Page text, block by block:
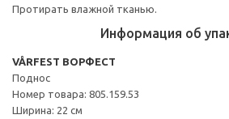
Протирать влажной тканью.
Информация об
VÅRFEST ВОРФЕСТ
Поднос
Номер товара: 805.159.53
Ширина: 22 см